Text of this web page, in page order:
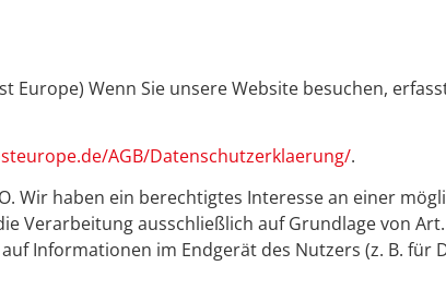
Wenn Sie unsere Website besuchen,
AGB/Datenschutzerklaerung/.
Wir haben ein berechtigtes Interesse an einer
ausschließlich auf Grundlage von Art.
Informationen im Endgerät des Nutzers (z. B. für